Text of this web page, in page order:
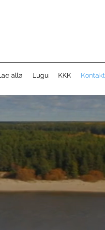
alla Lugu KKK Kontakt